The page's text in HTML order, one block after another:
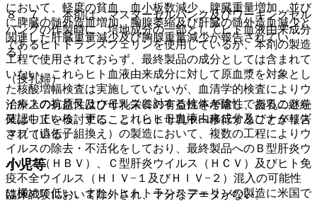
において、軽度の貧血、血小板数減少、脾臓重量増加、並び
に脾臓の髄外造血増加、胸腺萎縮及び肝臓の髄外造血減少と
関連した肝臓重量減少及び胸腺重量減少が報告されてい
る）。
（授乳婦）
治療上の有益性及び母乳栄養の有益性を考慮し、授乳の継続
又は中止を検討すること（ヒト母乳中へ移行することが報告
されている）。
小児等
臨床試験において除外され、十分なデータがない。
８．７． 本剤は、マスターセルバンク及びワーキングセル
バンクの作製時に、培地成分の一部としてヒト血液由来成分
であるヒトトランスフェリンを使用しているが、本剤の製造
工程で使用されておらず、最終製品の成分としては含まれて
いない。これらヒト血液由来成分に対して原血漿を対象とし
た核酸増幅検査は実施していないが、血清学的検査によりウ
イルスの抗原又はウイルスに対する抗体が陰性であることを
確認している。更に、これらヒト血液由来成分及びナタリズ
マブ（遺伝子組換え）の製造において、複数の工程によりウ
イルスの除去・不活化をしており、最終製品へのＢ型肝炎ウ
イルス（ＨＢＶ）、Ｃ型肝炎ウイルス（ＨＣＶ）及びヒト免
疫不全ウイルス（ＨＩＶ−１及びＨＩＶ−２）混入の可能性
は極めて低い。また、ヒトトランスフェリンの製造に米国で